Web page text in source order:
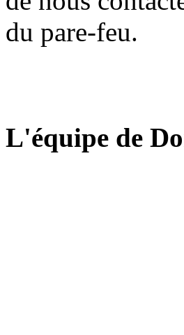
du pare-feu.
L'équipe de